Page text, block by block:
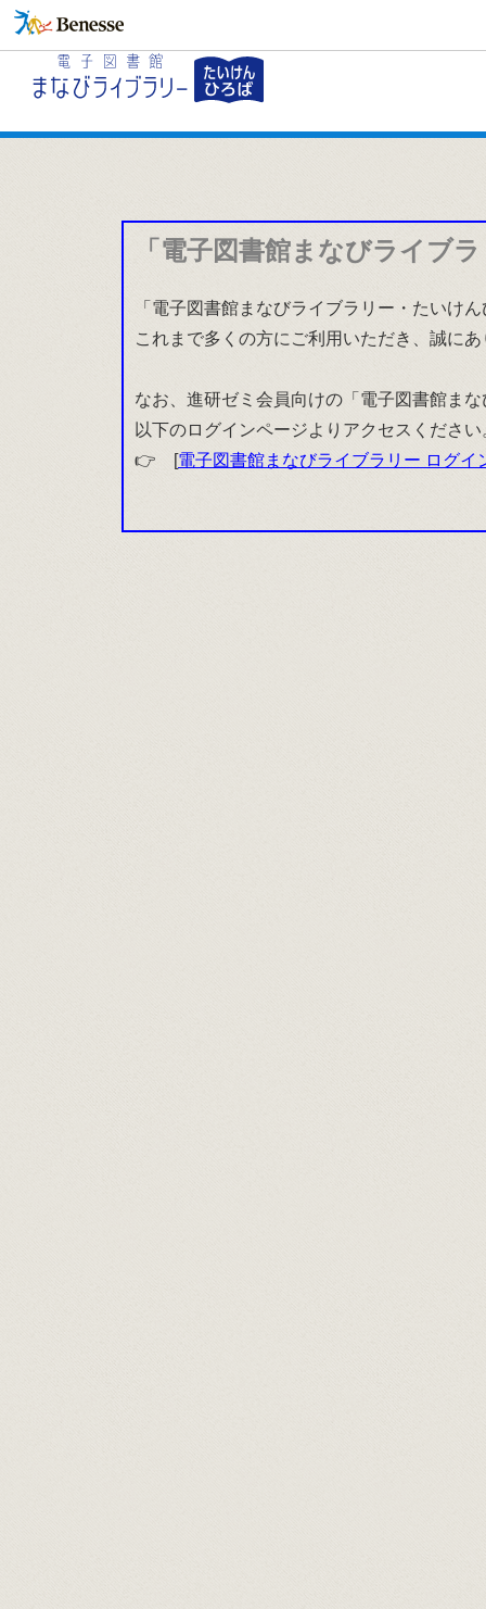
「電子図書館まなびライブ
「電子図書館まなびライブラリー・たいけ
これまで多くの方にご利用いただき、誠に
なお、進研ゼミ会員向けの「電子図書館ま
以下のログインページよりアクセスください
👉 [電子図書館まなびライブラリー ログイ